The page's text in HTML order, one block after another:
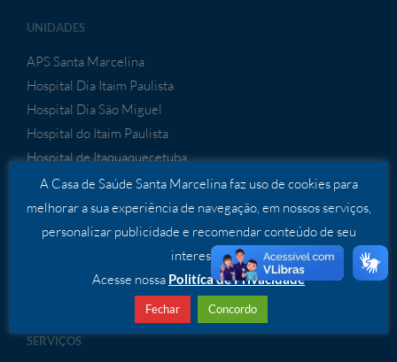
UNIDADES
APS Santa Marcelina
Hospital Dia Itaim Paulista
Hospital Dia São Miguel
Hospital do Itaim Paulista
Hospital de Itaquaquecetuba
Hospital Cidade Tiradentes
Hospital São Bernardo
Hospital de Porto Velho
Hospital Geral de Guaianases
SERVIÇOS
A Casa de Saúde Santa Marcelina faz uso de cookies para
melhorar a sua experiência de navegação, em nossos serviços,
personalizar publicidade e recomendar conteúdo de seu
interesse.
Acesse nossa Politíca de Privacidade
Fechar Concordo